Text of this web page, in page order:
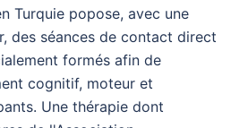
Turquie popose, avec une
des séances de contact direct
formés afin de
cognitif, moteur et
Une thérapie dont